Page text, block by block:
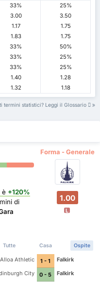
33%
25%
3.00
3.50
1.17
1.75
1.83
1.75
33%
50%
33%
25%
33%
25%
1.40
1.28
1.32 1.18
termini statistici? Leggi il Glossario
Forma - Generale
è +120%
di
1.00
L
Tutte Casa Ospite
Alloa Athletic 1 - 1
Falkirk
City
0 - 5 Falkirk